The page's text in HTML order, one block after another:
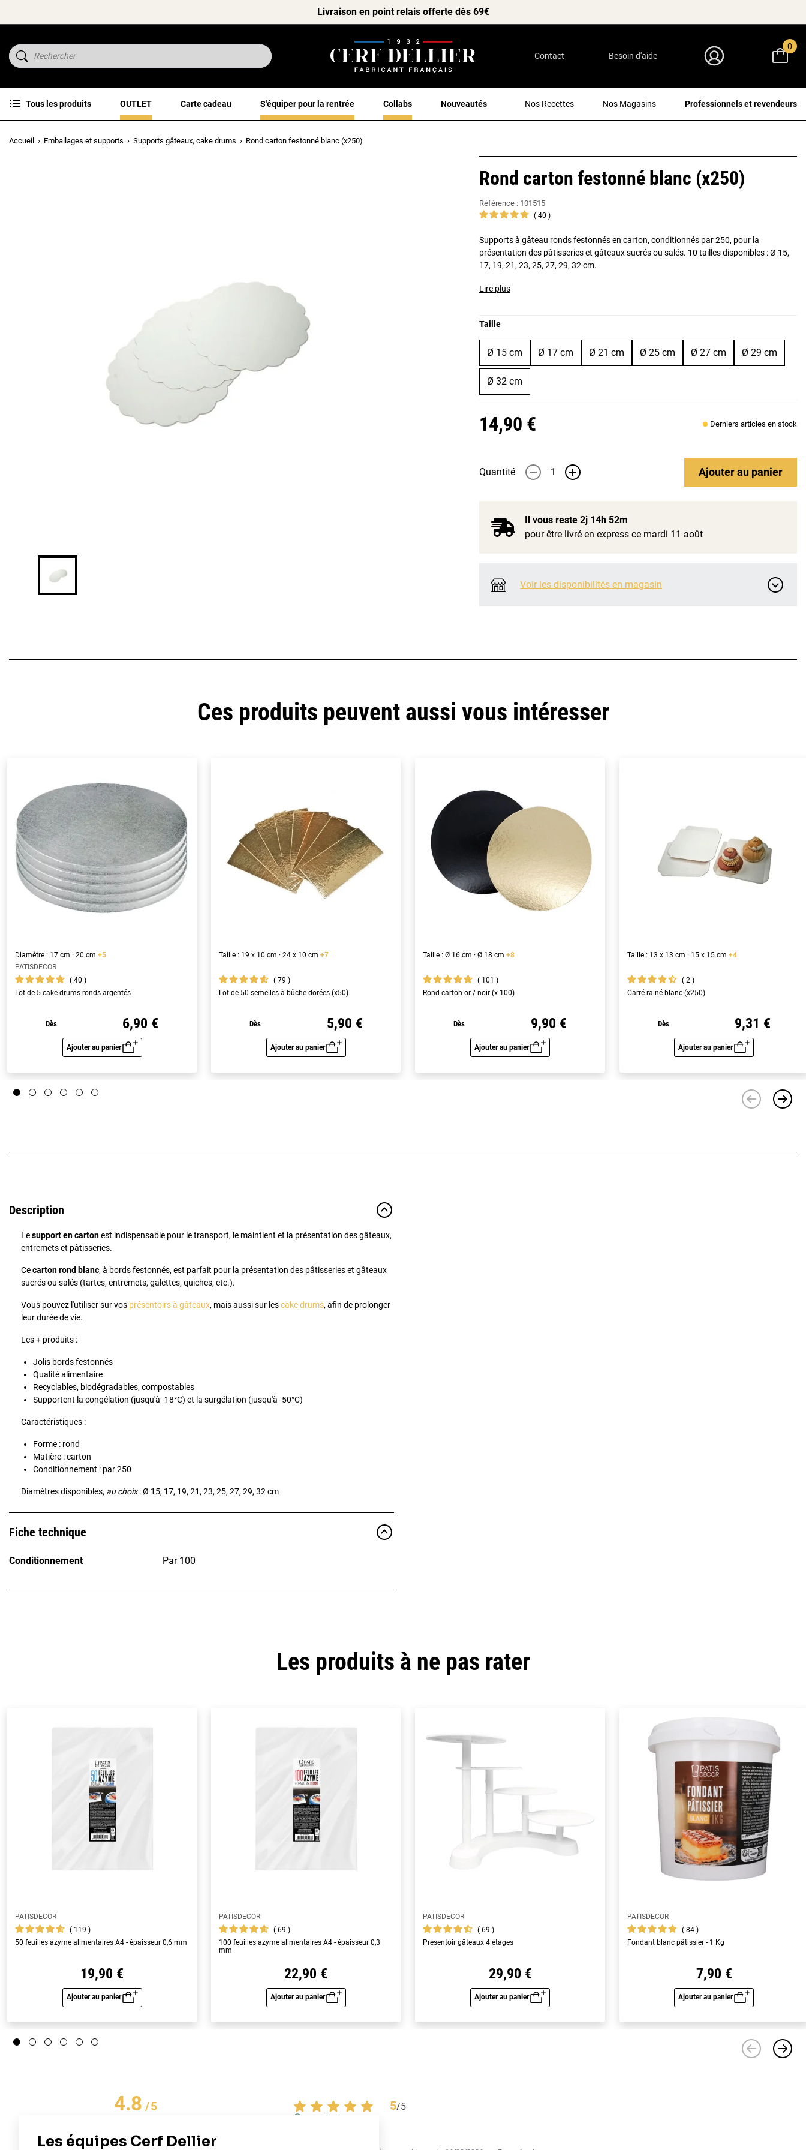
Livraison en point relais offerte dès 69€
Contact Besoin d'aide
0
Tous les produits OUTLET Carte cadeau S'équiper pour la rentrée Collabs Nouveautés Nos Recettes Nos Magasins Professionnels et revendeurs
Accueil Emballages et supports Supports gâteaux, cake drums Rond carton festonné blanc (x250)
Rond carton festonné blanc (x250)
Référence : 101515
40
Supports à gâteau ronds festonnés en carton, conditionnés par 250, pour la
présentation des pâtisseries et gâteaux sucrés ou salés. 10 tailles disponibles : Ø 15,
17, 19, 21, 23, 25, 27, 29, 32 cm.
Lire plus
Taille
Ø 15 cm Ø 17 cm Ø 21 cm Ø 25 cm Ø 27 cm Ø 29 cm
Ø 32 cm
14,90 € Derniers articles en stock
Quantité - + Ajouterau panier
Il vous reste 2j 14h 52m
pour être livré en express ce mardi 11 août
Voir les disponibilités en magasin
Ces produits peuvent aussi vous intéresser
Diamètre : 17 cm · 20 cm +5
PATISDECOR
40
Lot de 5 cake drums ronds argentés
Dès 6,90 €
Ajouter au panier
Aperçu rapide
Taille : 19 x 10 cm · 24 x 10 cm+7
79
Lot de 50 semelles à bûche dorées (x50)
Dès 5,90 €
Ajouter au panier
Aperçu rapide
Taille : Ø 16 cm · Ø 18 cm+8
101
Rond carton or / noir (x 100)
Dès 9,90 €
Ajouter au panier
Aperçu rapide
Taille : 13 x 13 cm · 15 x 15 cm +4
2
Carré rainé blanc (x250)
Dès 9,31 €
Ajouter au panier
Aperçu rapide
Description
Lesupport en cartonest indispensable pour le transport, le maintient et la présentation des gâteaux,
entremets et pâtisseries.
Cecarton rond blanc, à bords festonnés, est parfait pour la présentation des pâtisseries et gâteaux
sucrés ou salés (tartes, entremets, galettes, quiches, etc.).
Vous pouvez l'utiliser sur vos présentoirs à gâteaux, mais aussi sur lescake drums, afin de prolonger
leur durée de vie.
Les + produits :
Jolis bords festonnés
Qualité alimentaire
Recyclables, biodégradables, compostables
Supportent la congélation (jusqu'à -18°C) et la surgélation (jusqu'à -50°C)
Caractéristiques :
Forme : rond
Matière : carton
Conditionnement : par 250
Diamètres disponibles, au choix: Ø 15, 17, 19, 21, 23, 25, 27, 29, 32 cm
Fiche technique
Conditionnement Par 100
Les produits à ne pas rater
PATISDECOR
119
50 feuilles azyme alimentaires A4 - épaisseur 0,6 mm
19,90 €
Ajouter au panier
Aperçu rapide
PATISDECOR
69
100 feuilles azyme alimentaires A4 - épaisseur 0,3
mm
22,90 €
Ajouter au panier
Aperçu rapide
PATISDECOR
69
Présentoir gâteaux 4 étages
29,90 €
Ajouter au panier
Aperçu rapide
PATISDECOR
84
Fondant blanc pâtissier - 1 Kg
7,90 €
Ajouter au panier
Aperçu rapide
4.8/5 5/5